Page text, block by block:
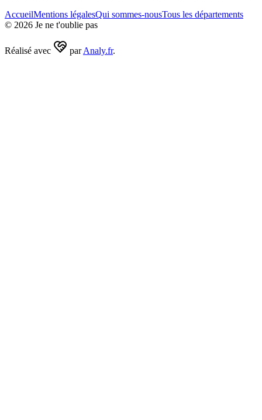
AccueilMentions légalesQui sommes-nousTous les départements
© 2026 Je ne t'oublie pas
Réalisé avec par Analy.fr.